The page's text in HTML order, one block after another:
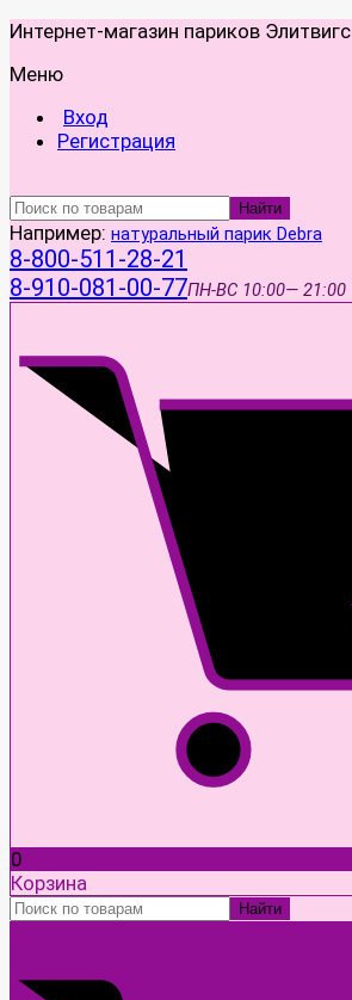
Интернет-магазин париков Элитвигс
Меню
Вход
Регистрация
Найти
Например: натуральный парик Debra
8-800-511-28-21
8-910-081-00-77ПН-ВС 10:00— 21:00
0
Корзина
Найти